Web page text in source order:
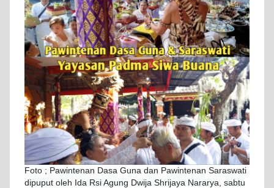
Foto ; Pawintenan Dasa Guna dan Pawintenan Saraswati
dipuput oleh Ida Rsi Agung Dwija Shrijaya Nararya, sabtu